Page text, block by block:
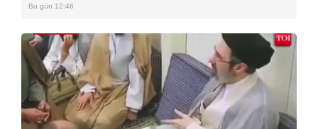
Bu gün 12:46